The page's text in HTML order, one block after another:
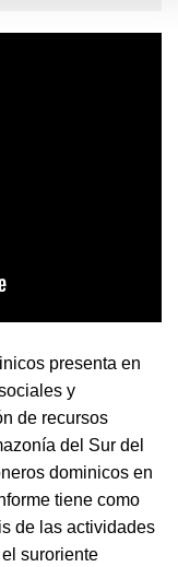
presenta en
y
de recursos
del Sur del
dominicos en
tiene como
de las actividades
suroriente